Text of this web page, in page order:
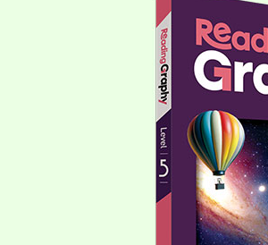
| 일할 때 이것도 중요해요
Facts | SOS는 원래 무슨 뜻일까 Questions
& 1일 1문장 Review
| 한 마리만 키우면 불법
| 지름신은 이제 나를 못 속여! Questions
& 1일 1문장 Review